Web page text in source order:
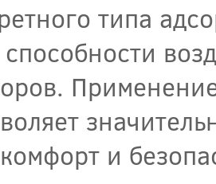
типа
и